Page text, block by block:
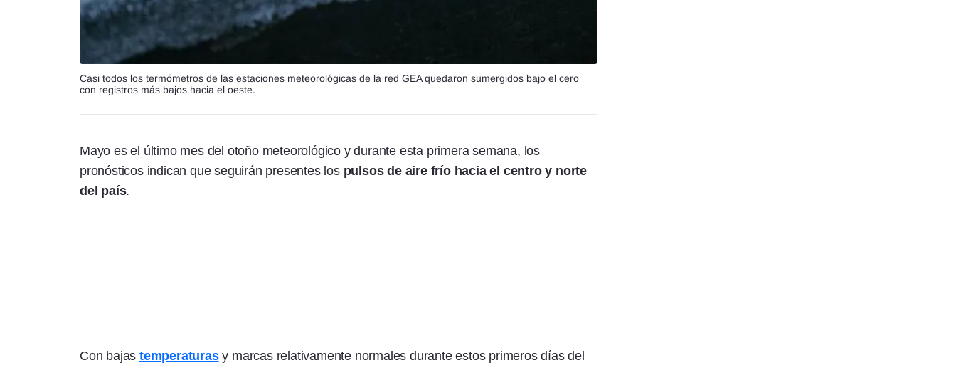
Casi todos los termómetros de las estaciones meteorológicas de la red GEA quedaron sumergidos bajo el cero
con registros más bajos hacia el oeste.
Mayo es el último mes del otoño meteorológico y durante esta primera semana, los
pronósticos indican que seguirán presentes los pulsos de aire frío hacia el centro y norte
del país.
Con bajas temperaturasy marcas relativamente normales durante estos primeros días del